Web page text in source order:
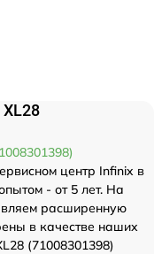
центр Infinix в
- от 5 лет. На
расширенную
в качестве наших
(71008301398)